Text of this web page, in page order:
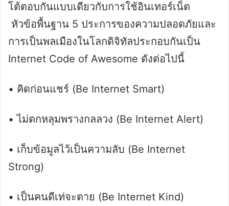
โต้ตอบกันแบบเดียวกับการใช้อินเทอร์เน็ต
หัวข้อพื้นฐาน 5 ประการของความปลอดภัยและ
การเป็นพลเมืองในโลกดิจิทัลประกอบกันเป็น
Internet Code of Awesome ดังต่อไปนี้
• คิดก่อนแชร์ (Be Internet Smart)
• ไม่ตกหลุมพรางกลลวง (Be Internet Alert)
• เก็บข้อมูลไว้เป็นความลับ (Be Internet
Strong)
• เป็นคนดีเท่จะตาย (Be Internet Kind)